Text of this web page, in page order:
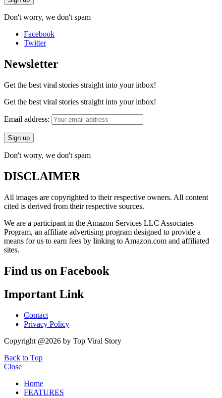
Don't worry, we don't spam
Facebook
Twitter
Newsletter
Get the best viral stories straight into your inbox!
Get the best viral stories straight into your inbox!
Email address:
Don't worry, we don't spam
DISCLAIMER
All images are copyrighted to their respective owners. All content
cited is derived from their respective sources.
We are a participant in the Amazon Services LLC Associates
Program, an affiliate advertising program designed to provide a
means for us to earn fees by linking to Amazon.com and affiliated
sites.
Find us on Facebook
Important Link
Contact
Privacy Policy
Copyright @2026 by Top Viral Story
Back to Top
Close
Home
FEATURES